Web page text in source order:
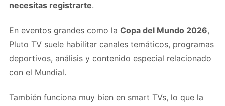
necesitas registrarte.
En eventos grandes como la Copa del Mundo 2026,
Pluto TV suele habilitar canales temáticos, programas
deportivos, análisis y contenido especial relacionado
con el Mundial.
También funciona muy bien en smart TVs, lo que la